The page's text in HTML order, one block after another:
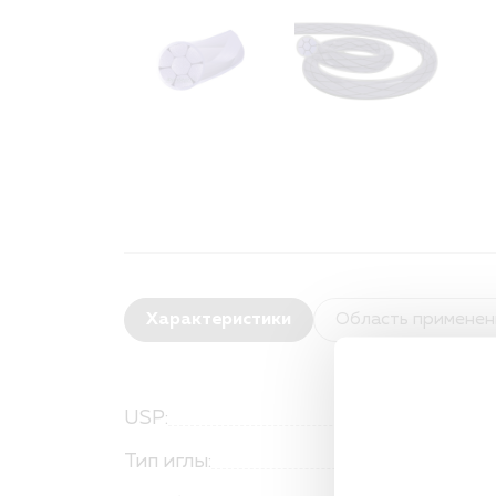
Характеристики Область
USP:
Тип иглы: